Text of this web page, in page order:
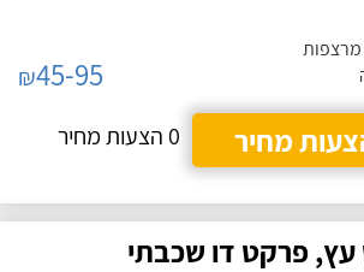
מרצפות
₪45-95
מחיר
0 הצעות מחיר
פרקט דו שכבתי